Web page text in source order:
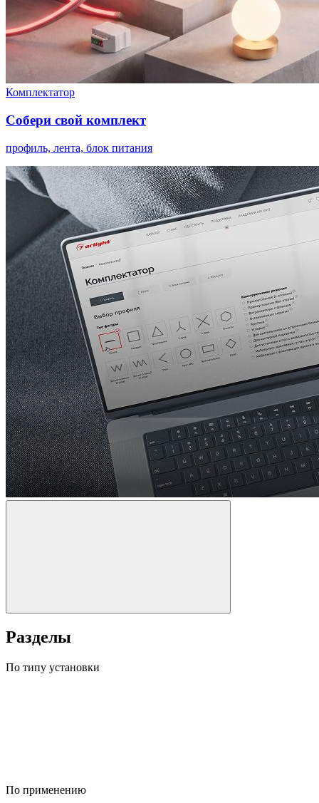
Комплектатор
Собери свой комплект
профиль, лента, блок питания
Разделы
По типу установки
По применению